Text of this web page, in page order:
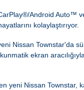
Android Auto™
kolaylaştırıyor.
Nissan Townstar'da
ekran
yeni Nissan Townstar,